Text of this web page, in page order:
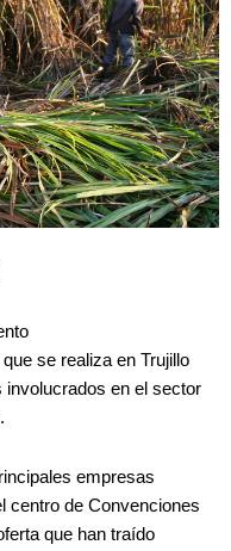
que se realiza en Trujillo
en el sector
empresas
centro de Convenciones
que han traído